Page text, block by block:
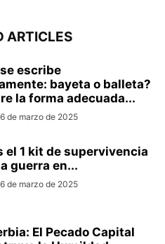
ARTICLES
escribe
bayeta o balleta?
la forma adecuada...
de marzo de 2025
el 1 kit de supervivencia
guerra en...
de marzo de 2025
El Pecado Capital